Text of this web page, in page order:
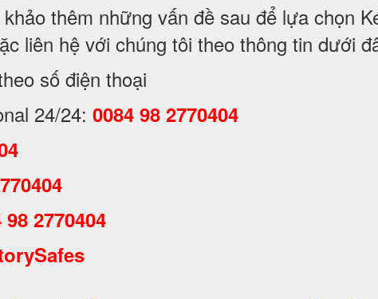
thêm những vấn đề sau để lựa chọn
liên hệ với chúng tôi theo thông tin dưới
số điện thoại
24/24: 0084 98 2770404
98 2770404